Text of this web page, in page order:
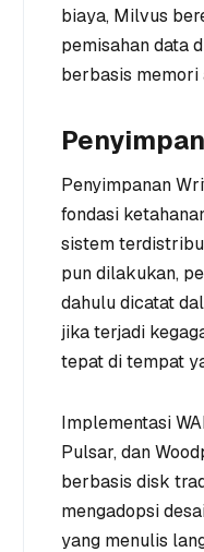
biaya, Milvus
pemisahan data
berbasis memori
Penyimpanan
fondasi
sistem
pun dilakukan,
dahulu dicatat
jika terjadi
tepat di tempat
Implementasi
Pulsar, dan
berbasis disk
mengadopsi
yang menulis